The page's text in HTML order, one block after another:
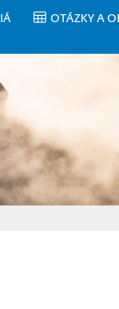
OTÁZKY A